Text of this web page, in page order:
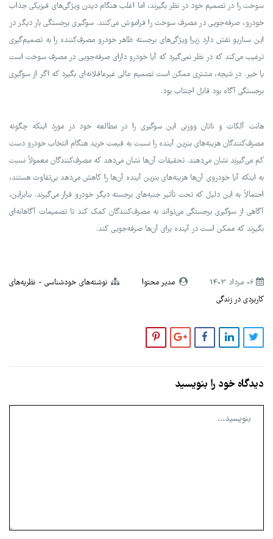
سوخت را در تصمیم خود در نظر بگیرند، اما اغلب هنگام دیدن ویژگی‌های فیزیکی جذاب
خودرو، صرفه‌جویی در مصرف سوخت را فراموش می‌کنند. سوگیری برجستگی بار دیگر در
این سناریو نقش دارد زیرا ویژگی‌های برجسته ظاهر خودرو مصرف‌کننده را به تصمیم‌گیری
ترغیب می‌کند که در نظر نمی‌گیرد که آیا خودرو دارای صرفه‌جویی در مصرف سوخت است
یا خیر. در نتیجه، مشتری ممکن است تصمیم مالی غیرعاقلانه‌ای بگیرد که اگر از سوگیری
برجستگی آگاه بود قابل اجتناب بود.
هانت آلکات و ناتان ووزنی این سوگیری را در مطالعه خود در مورد اینکه چگونه
مصرف‌کنندگان هزینه‌های بنزین آینده را نسبت به قیمت خرید هنگام انتخاب خودرو دست
کم می‌گیرند نشان می‌دهند. تحقیقات آن‌ها نشان می‌دهد که مصرف‌کنندگان معمولاً نسبت
به اینکه آیا خودروی آن‌ها هزینه‌های بنزین آینده آن‌ها را کاهش می‌دهد بی‌تفاوت هستند،
احتمالاً به این دلیل که تحت تأثیر جنبه‌های برجسته دیگر خودرو قرار می‌گیرند. بنابراین،
آگاهی از سوگیری برجستگی می‌تواند به مصرف‌کنندگان کمک کند تا تصمیمات آگاهانه‌ای
بگیرند که ممکن است در آینده برای آن‌ها صرفه‌جویی کند.
06 مرداد 1403 مدیر محتوا نوشته‌های خودشناسی
نظریه‌های
کاربردی در زندگی
دیدگاه خود را بنویسید